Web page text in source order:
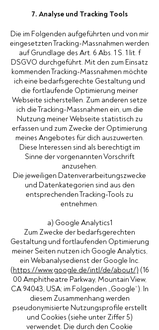
7. Analyse und Tracking Tools
Die im Folgenden aufgeführten und von mir
eingesetzten Tracking-Massnahmen werden
auf Grundlage des Art. 6 Abs. 1 S. 1 lit. f
DSGVO durchgeführt. Mit den zum Einsatz
kommenden Tracking-Massnahmen möchte
ich eine bedarfsgerechte Gestaltung und
die fortlaufende Optimierung meiner
Webseite sicherstellen. Zum anderen setze
ich die Tracking-Massnahmen ein, um die
Nutzung meiner Webseite statistisch zu
erfassen und zum Zwecke der Optimierung
meines Angebotes für dich auszuwerten.
Diese Interessen sind als berechtigt im
Sinne der vorgenannten Vorschrift
anzusehen.
Die jeweiligen Datenverarbeitungszwecke
und Datenkategorien sind aus den
entsprechenden Tracking-Tools zu
entnehmen.
a) Google Analytics1
Zum Zwecke der bedarfsgerechten
Gestaltung und fortlaufenden Optimierung
meiner Seiten nutzen ich Google Analytics,
ein Webanalysedienst der Google Inc.
(https://www.google.de/intl/de/about/) (16
00 Amphitheatre Parkway, Mountain View,
CA 94043, USA; im Folgenden „Google“). In
diesem Zusammenhang werden
pseudonymisierte Nutzungsprofile erstellt
und Cookies (siehe unter Ziffer 5)
verwendet. Die durch den Cookie